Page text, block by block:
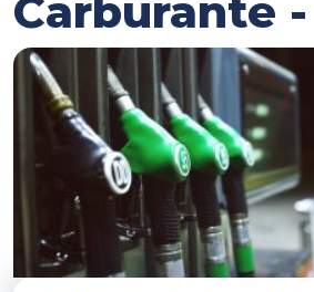
Carburante